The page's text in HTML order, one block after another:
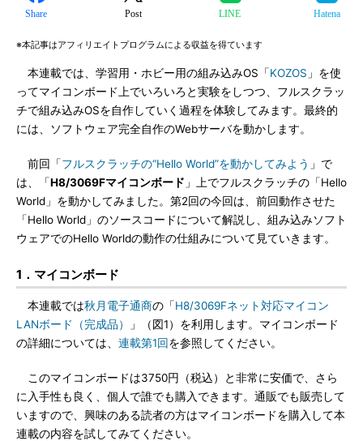
Share Post LINE Hatena
※本記事はアフィリエイトプログラムによる収益を得ています
本連載では、学習用・ホビー用の組み込みOS「KOZOS 」を使
ってマイコンボード上でいろいろと実験をしつつ、フルスクラッ
チで組み込みOSを自作していく過程を体験してみます。最終的
には、ソフトウェア完全自作のWebサーバを動かします。
前回「フルスクラッチの“Hello World”を動かしてみよう 」で
は、「H8/3069Fマイコンボード 」上でフルスクラッチの「Hello
World」を動かしてみました。第2回の今回は、前回動作させた
「Hello World」のソースコードについて解説し、組み込みソフト
ウェアでのHello Worldの動作の仕組みについて見ていきます。
1．マイコンボード
本連載では秋月電子通商の「H8/3069Fネット対応マイコン
LANボード（完成品）
」（図1）を利用します。マイコンボード
の詳細については、 連載第1回を参照してください。
このマイコンボードは3750円（税込）と非常に安価で、さら
に入手性も良く、個人で誰でも購入できます。通販でも販売して
いますので、興味のある読者の方はマイコンボードを購入して本
連載の内容を試してみてください。